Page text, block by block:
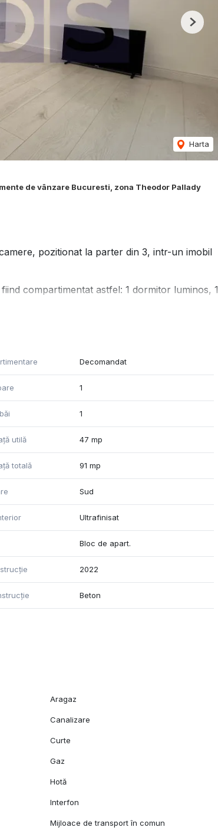
Harta
Next
de vânzare Bucuresti, zona Theodor Pallady
pozitionat la parter din 3, intr-un imobil
compartimentat astfel: 1 dormitor luminos, 1
perfect pentru mese în aer liber sau
bine conectată la mijloacele de transport în
stil de viață urban și comod.
ne contactați!
Decomandat
1
1
utilă 47 mp
totală 91 mp
Sud
Ultrafinisat
Bloc de apart.
2022
Beton
Aragaz
Canalizare
Curte
Gaz
Hotă
Interfon
Mijloace de transport în comun